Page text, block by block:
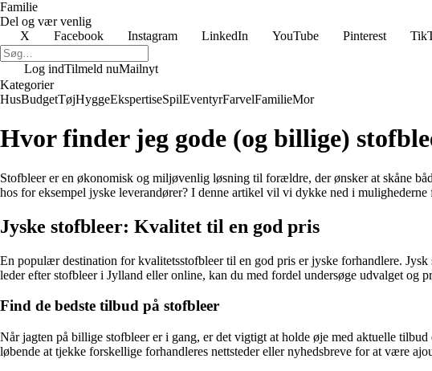
Familie
Del og vær venlig
X
Facebook Instagram LinkedIn YouTube Pinterest
Log indTilmeld nuMailnyt
Kategorier
HusBudgetTøjHyggeEkspertiseSpilEventyrFarvelFamilieMor
Hvor finder jeg gode (og billige)
Stofbleer er en økonomisk og miljøvenlig løsning til forældre, der ønsker at skåne
hos for eksempel jyske leverandører? I denne artikel vil vi dykke ned i
Jyske stofbleer: Kvalitet til en god pris
En populær destination for kvalitetsstofbleer til en god pris er jyske forhandlere.
leder efter stofbleer i Jylland eller online, kan du med fordel undersøge udvalget og
Find de bedste tilbud på stofbleer
Når jagten på billige stofbleer er i gang, er det vigtigt at holde øje med aktuelle
løbende at tjekke forskellige forhandleres nettsteder eller nyhedsbreve for at være